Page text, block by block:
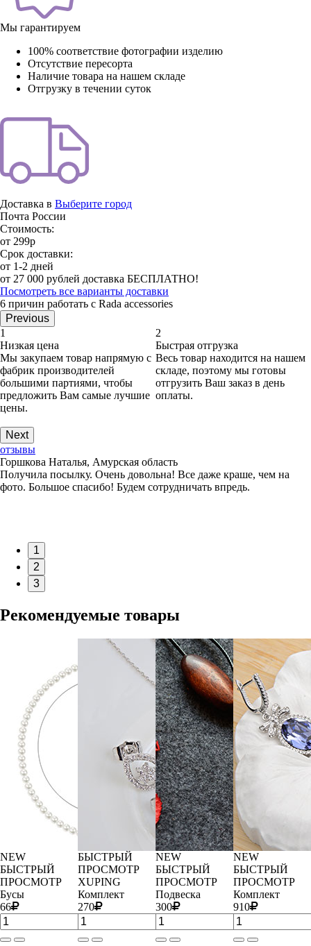
Мы гарантируем
100% соответствие фотографии изделию
Отсутствие пересорта
Наличие товара на нашем складе
Отгрузку в течении суток
Доставка в Выберите город
Почта России
Стоимость:
от 299р
Срок доставки:
от 1-2 дней
от 27 000 рублей доставка БЕСПЛАТНО!
Посмотреть все варианты доставки
6 причин работать с Rada accessories
Previous
1
Низкая цена
Мы закупаем товар напрямую с
фабрик производителей
большими партиями, чтобы
предложить Вам самые лучшие
цены.
2
Быстрая отгрузка
Весь товар находится на нашем
складе, поэтому мы готовы
отгрузить Ваш заказ в день
оплаты.
Next
отзывы
Горшкова Наталья, Амурская область
Получила посылку. Очень довольна! Все даже краше, чем на
фото. Большое спасибо! Будем сотрудничать впредь.
1
2
3
Рекомендуемые товары
NEW
БЫСТРЫЙ
ПРОСМОТР
Бусы
66
БЫСТРЫЙ
ПРОСМОТР
XUPING
Комплект
270
NEW
БЫСТРЫЙ
ПРОСМОТР
Подвеска
300
NEW
БЫСТРЫЙ
ПРОСМОТР
Комплект
910